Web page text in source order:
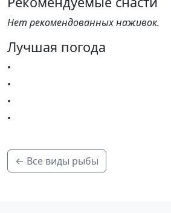
Нет рекомендованных наживок.
Лучшая погода
•
•
•
•
← Все виды рыбы